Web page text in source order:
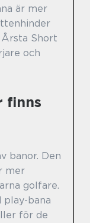
är mer
Short
och
finns
banor. Den
mer
golfare.
play-bana
för de